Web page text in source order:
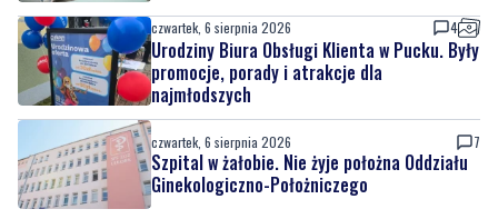
czwartek, 6 sierpnia 2026 4
Urodziny Biura Obsługi Klienta w Pucku. Były
promocje, porady i atrakcje dla
najmłodszych
czwartek, 6 sierpnia 2026 7
Szpital w żałobie. Nie żyje położna Oddziału
Ginekologiczno-Położniczego